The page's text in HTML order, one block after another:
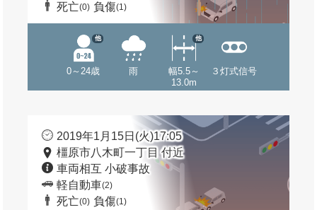
死亡(0) 負傷(1)
0～24歳
他
雨
幅5.5～
13.0m
他
３灯式信号
2019年1月15日(火)17:05
橿原市八木町一丁目 付近
車両相互 小破事故
軽自動車(2)
死亡(0) 負傷(1)